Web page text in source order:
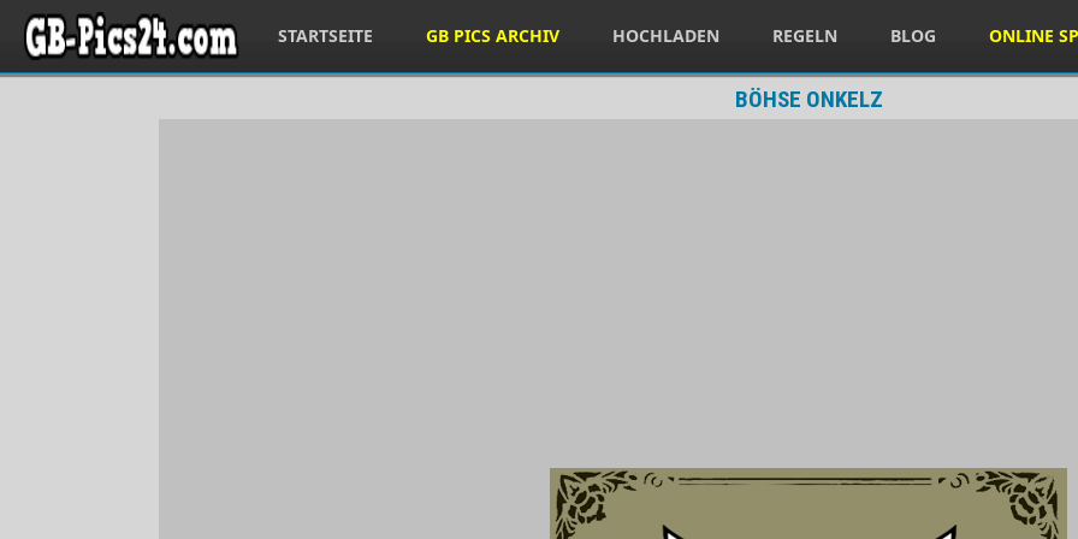
STARTSEITE GB PICS ARCHIV HOCHLADEN REGELN BLOG ONLINE
BÖHSE ONKELZ